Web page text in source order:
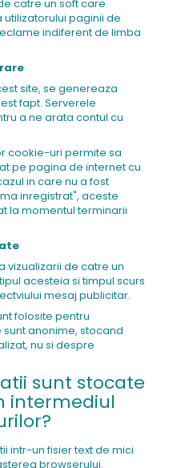
catre un soft care
paginii de
indiferent de limba
site, se genereaza
fapt. Serverele
a ne arata contul cu
cookie-uri permite sa
pe pagina de internet cu
in care nu a fost
inregistrat", aceste
la momentul terminarii
vizualizarii de catre un
acesteia si timpul scurs
mesaj publicitar.
folosite pentru
anonime, stocand
nu si despre
sunt stocate
intermediul
intr-un fisier text de mici
browserului.